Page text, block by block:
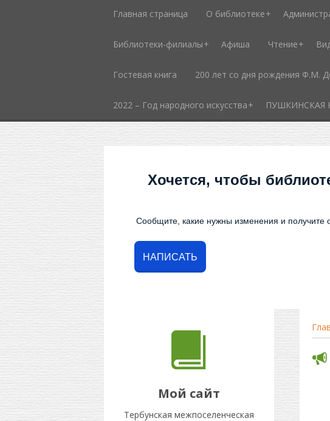
Главная страница О библиотеке
Библиотеки-филиалы Афиша Чтение
Гостевая книга 200 лет со дня рождения Ф.М.
2022 – Год народного искусства ПУШКИНСКАЯ
Хочется, чтобы
Сообщите, какие нужны изменения и получите
НАПИСАТЬ
Мой сайт
Тербунская межпоселенческая